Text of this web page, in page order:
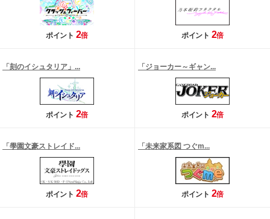
ポイント 2倍 ポイント 2倍
「刻のイシュタリア」...
ポイント 2倍
「ジョーカー～ギャン...
ポイント 2倍
「學園文豪ストレイド...
ポイント 2倍
「未来家系図 つぐm...
ポイント 2倍